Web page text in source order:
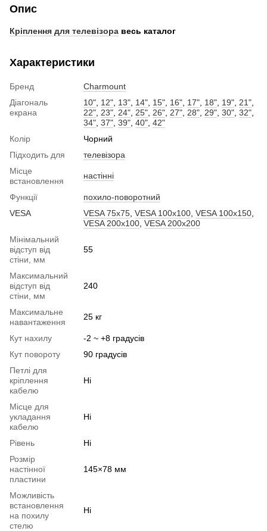
Опис
Кріплення для телевізора весь каталог
Характеристики
Бренд
Charmount
Діагональ
екрана
10" 12" 13" 14" 15" 16" 17" 18" 19" 21"
22" 23" 24" 25" 26" 27" 28" 29" 30" 32"
34" 37" 39" 40" 42"
Колір
Чорний
Підходить для
телевізора
Місце
встановлення
настінні
Функції
похило-поворотний
VESA
VESA 75x75 VESA 100x100 VESA 100x150
VESA 200x100 VESA 200x200
Мінімальний
відступ від
стіни, мм
55
Максимальний
відступ від
стіни, мм
240
Максимальне
навантаження
25 кг
Кут нахилу
-2 ~ +8 градусів
Кут повороту
90 градусів
Петлі для
кріплення
кабелю
Ні
Місце для
укладання
кабелю
Ні
Рівень
Ні
Розмір
настінної
пластини
145×78 мм
Можливість
встановлення
на похилу
стелю
Ні